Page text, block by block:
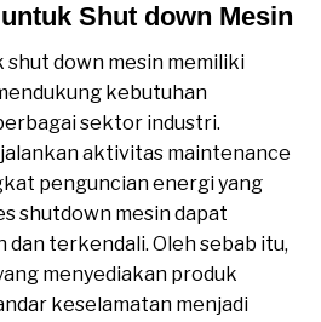
Shut down Mesin
down mesin memiliki
kebutuhan
sektor industri.
aktivitas maintenance
penguncian energi yang
shutdown mesin dapat
dan terkendali. Oleh sebab itu,
menyediakan produk
keselamatan menjadi